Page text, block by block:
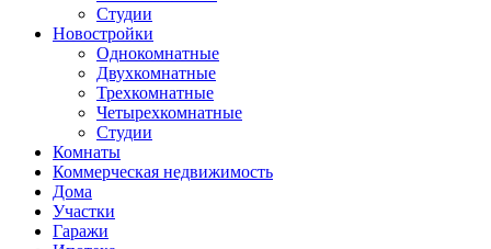
Студии
Новостройки
Однокомнатные
Двухкомнатные
Трехкомнатные
Четырехкомнатные
Студии
Комнаты
Коммерческая недвижимость
Дома
Участки
Гаражи